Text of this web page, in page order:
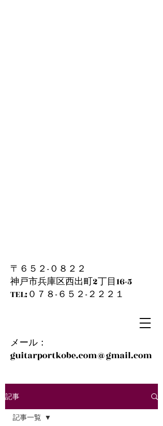
〒６５２-０８２２
神戸市兵庫区西出町2丁目16-5
​TEL:０７８-６５２-２２２１
メール：
guitarportkobe.com@gmail.com
記事
記事一覧